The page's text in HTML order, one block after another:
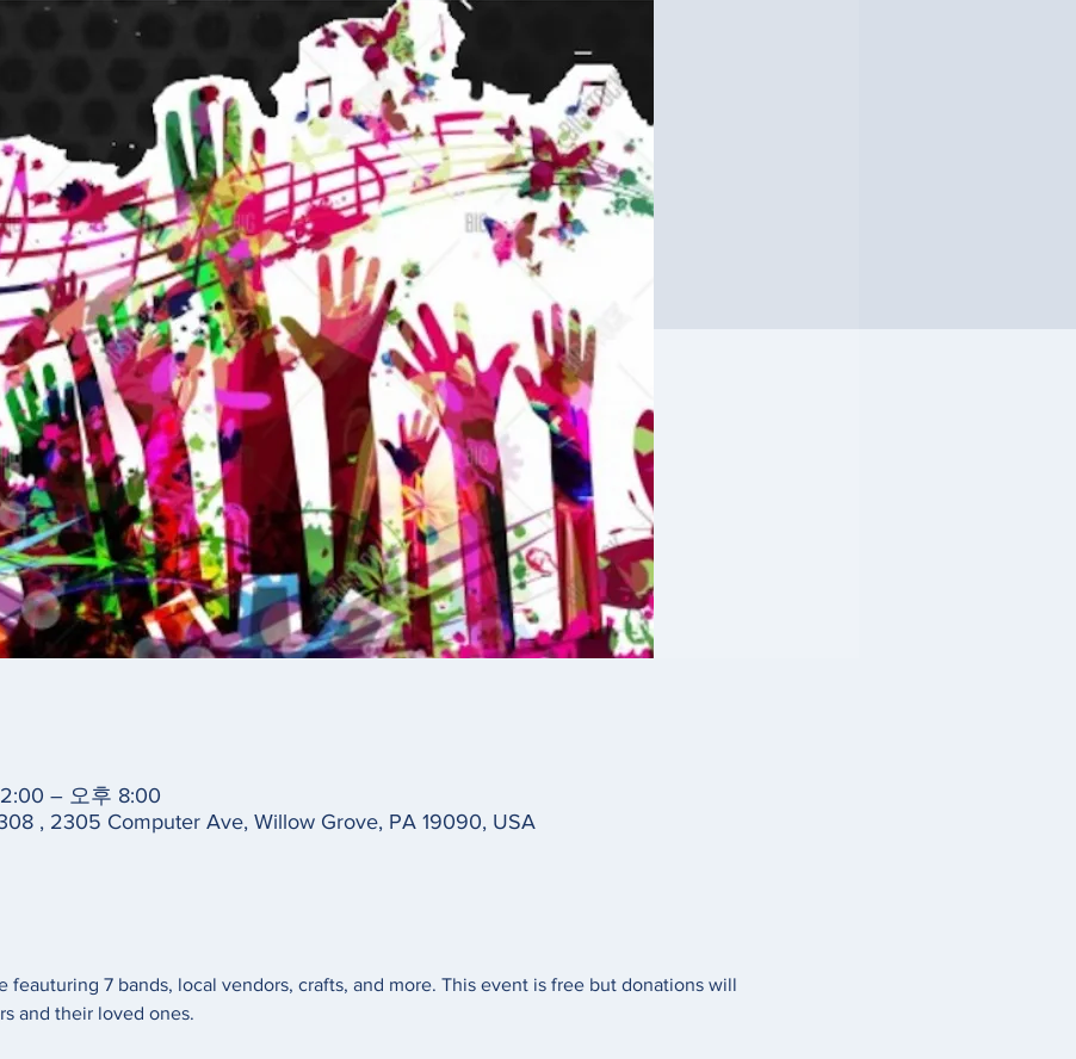
– 오후 8:00
, 2305 Computer Ave, Willow Grove, PA 19090, USA
feauturing 7 bands, local vendors, crafts, and more. This event is free but donations will
and their loved ones.